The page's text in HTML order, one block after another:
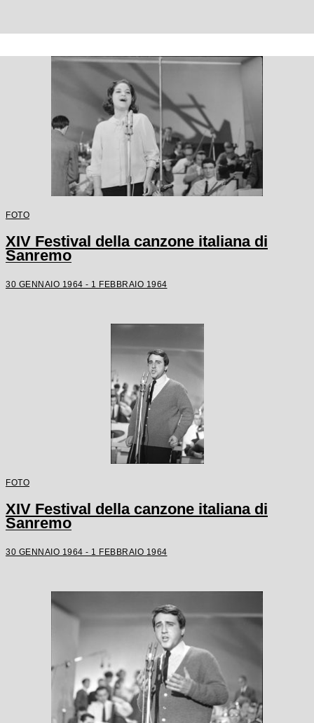
FOTO
XIV Festival della canzone italiana di
Sanremo
30 GENNAIO 1964 - 1 FEBBRAIO 1964
FOTO
XIV Festival della canzone italiana di
Sanremo
30 GENNAIO 1964 - 1 FEBBRAIO 1964